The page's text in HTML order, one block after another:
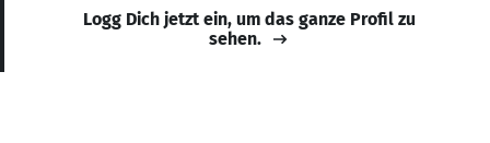
Logg Dich jetzt ein, um das ganze Profil zu
sehen.